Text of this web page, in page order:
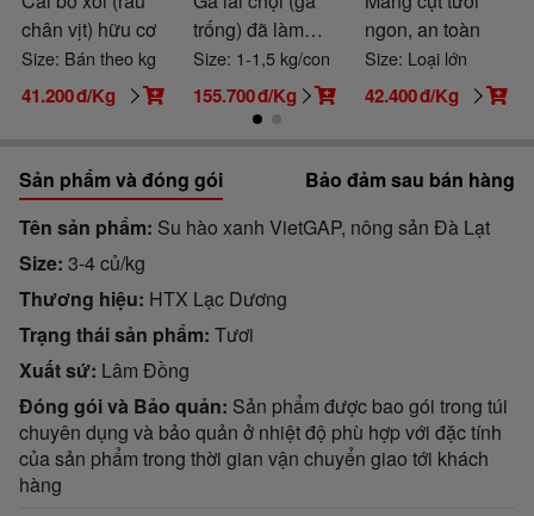
chân vịt) hữu cơ
Size: Bán theo kg
41.200đ/Kg
trống) đã làm
sạch
Size: 1-1,5 kg/con
155.700đ/Kg
ngon, an toàn
Size: Loại lớn
42.400đ/Kg
Sản phẩm và đóng gói
Bảo đảm sau bán hàng
Tên sản phẩm Su hào xanh VietGAP, nông sản Đà Lạt
Size 3-4 củ/kg
Thương hiệu HTX Lạc Dương
Trạng thái sản phẩm Tươi
Xuất sứ Lâm Đồng
Đóng gói và Bảo quản Sản phẩm được bao gói trong túi
chuyên dụng và bảo quản ở nhiệt độ phù hợp với đặc tính
của sản phẩm trong thời gian vận chuyển giao tới khách
hàng